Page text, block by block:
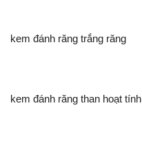
kem đánh răng trắng răng
kem đánh răng than hoạt tính